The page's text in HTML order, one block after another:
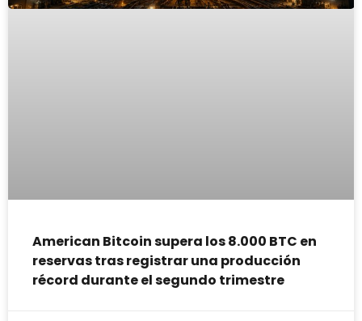
American Bitcoin supera los 8.000 BTC en
reservas tras registrar una producción
récord durante el segundo trimestre